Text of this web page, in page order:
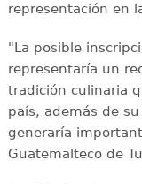
representación en
"La posible
representaría un
tradición culinaria
país, además de
generaría
Guatemalteco de